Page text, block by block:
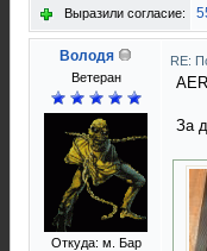
Выразили согласие:
Володя
Ветеран
Откуда: м. Бар
RE:
За